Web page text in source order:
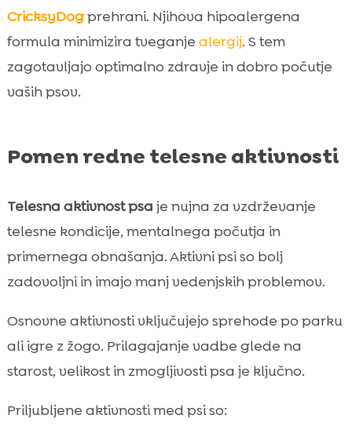
CricksyDogprehrani. Njihova hipoalergena
formula minimizira tveganje alergij. S tem
zagotavljajo optimalno zdravje in dobro počutje
vaših psov.
Pomen redne telesne aktivnosti
Telesna aktivnost psa je nujna za vzdrževanje
telesne kondicije, mentalnega počutja in
primernega obnašanja. Aktivni psi so bolj
zadovoljni in imajo manj vedenjskih problemov.
Osnovne aktivnosti vključujejo sprehode po parku
ali igre z žogo. Prilagajanje vadbe glede na
starost, velikost in zmogljivosti psa je ključno.
Priljubljene aktivnosti med psi so: